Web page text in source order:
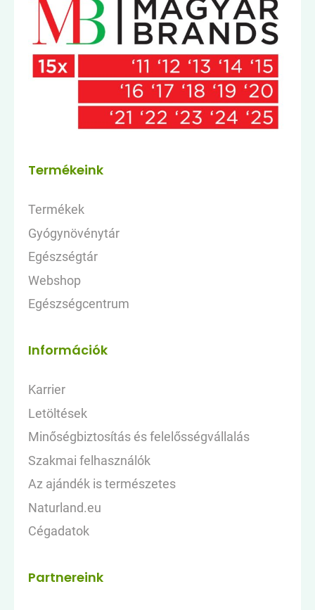
Termékeink
Termékek
Gyógynövénytár
Egészségtár
Webshop
Egészségcentrum
Információk
Karrier
Letöltések
Minőségbiztosítás és felelősségvállalás
Szakmai felhasználók
Az ajándék is természetes
Naturland.eu
Cégadatok
Partnereink